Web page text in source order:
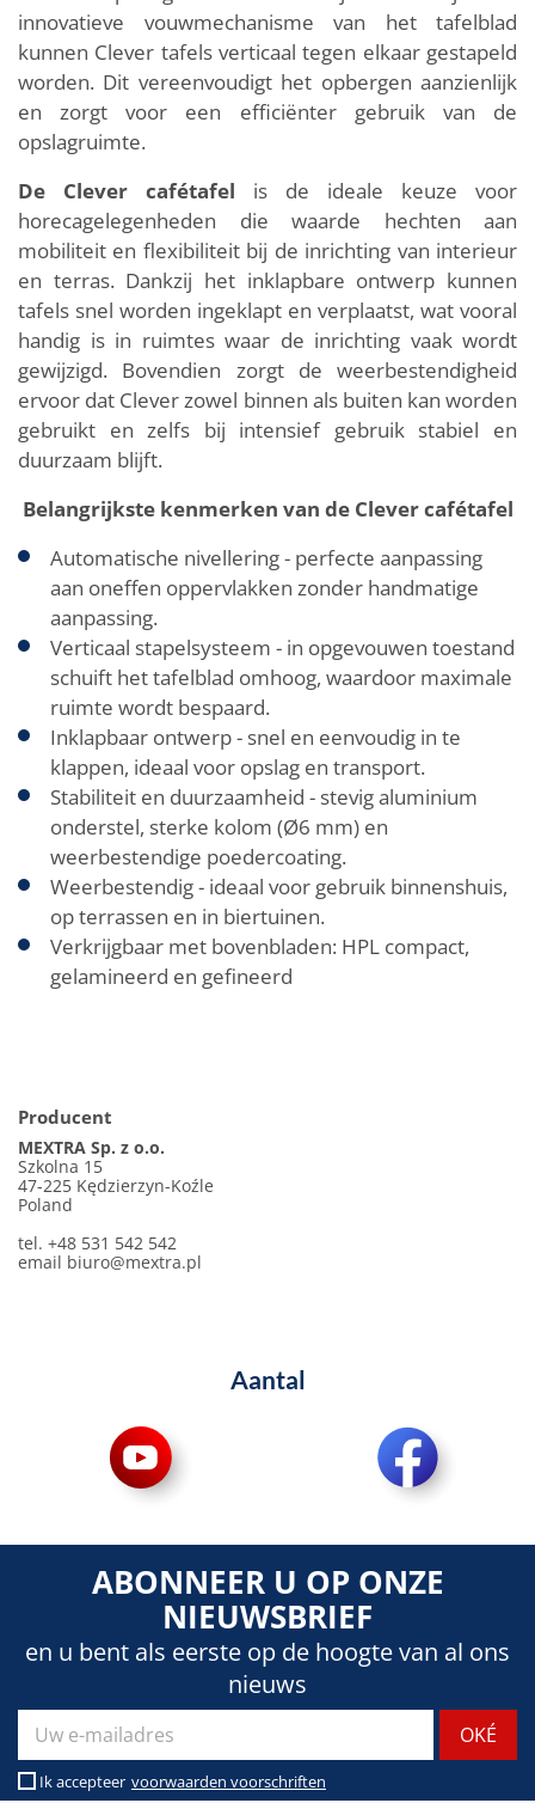
innovatieve vouwmechanisme van het tafelblad
kunnen Clever tafels verticaal tegen elkaar gestapeld
worden. Dit vereenvoudigt het opbergen aanzienlijk
en zorgt voor een efficiënter gebruik van de
opslagruimte.
De Clever cafétafel is de ideale keuze voor
horecagelegenheden die waarde hechten aan
mobiliteit en flexibiliteit bij de inrichting van interieur
en terras. Dankzij het inklapbare ontwerp kunnen
tafels snel worden ingeklapt en verplaatst, wat vooral
handig is in ruimtes waar de inrichting vaak wordt
gewijzigd. Bovendien zorgt de weerbestendigheid
ervoor dat Clever zowel binnen als buiten kan worden
gebruikt en zelfs bij intensief gebruik stabiel en
duurzaam blijft.
Belangrijkste kenmerken van de Clever cafétafel
Automatische nivellering - perfecte aanpassing
aan oneffen oppervlakken zonder handmatige
aanpassing.
Verticaal stapelsysteem - in opgevouwen toestand
schuift het tafelblad omhoog, waardoor maximale
ruimte wordt bespaard.
Inklapbaar ontwerp - snel en eenvoudig in te
klappen, ideaal voor opslag en transport.
Stabiliteit en duurzaamheid - stevig aluminium
onderstel, sterke kolom (Ø6 mm) en
weerbestendige poedercoating.
Weerbestendig - ideaal voor gebruik binnenshuis,
op terrassen en in biertuinen.
Verkrijgbaar met bovenbladen: HPL compact,
gelamineerd en gefineerd
Producent
MEXTRA Sp. z o.o.
Szkolna 15
47-225 Kędzierzyn-Koźle
Poland
tel. +48 531 542 542
email biuro@mextra.pl
Aantal
ABONNEER U OP ONZE
NIEUWSBRIEF
en u bent als eerste op de hoogte van al ons
nieuws
Ik accepteer voorwaarden voorschriften